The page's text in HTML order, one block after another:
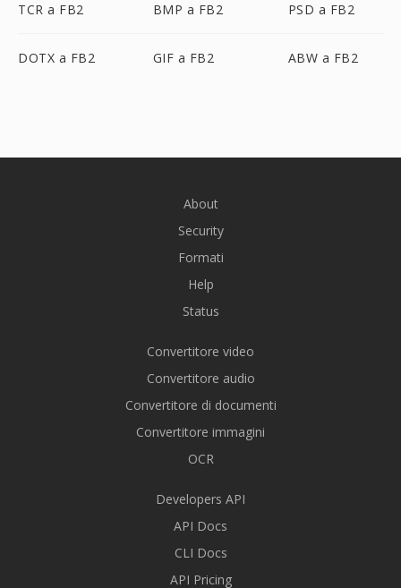
TCR a FB2 BMP a FB2 PSD a FB2
DOTX a FB2 GIF a FB2 ABW a FB2
About
Security
Formati
Help
Status
Convertitore video
Convertitore audio
Convertitore di documenti
Convertitore immagini
OCR
Developers API
API Docs
CLI Docs
API Pricing